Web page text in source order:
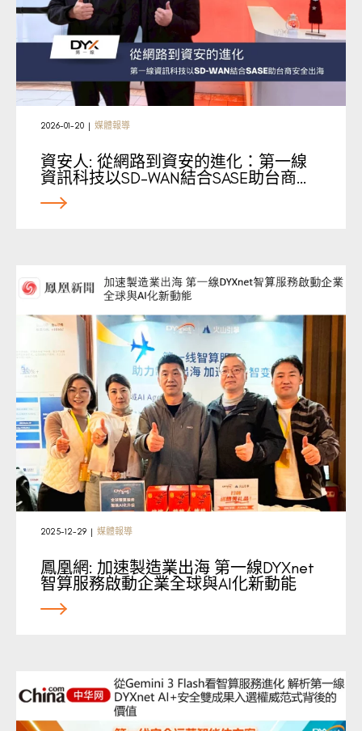
2026-01-20 | 媒體報導
資安人: 從網路到資安的進化：第一線
資訊科技以SD-WAN結合SASE助台商…
2025-12-29 | 媒體報導
鳳凰網: 加速製造業出海 第一線DYXnet
智算服務啟動企業全球與AI化新動能